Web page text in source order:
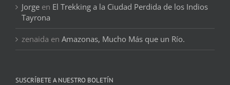
Jorge en El Trekking a la Ciudad Perdida de los Indios
Tayrona
zenaida en Amazonas, Mucho Más que un Río.
SUSCRÍBETE A NUESTRO BOLETÍN